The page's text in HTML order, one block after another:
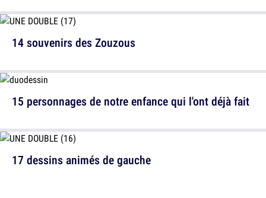
14 souvenirs des Zouzous
17 dessins animés de gauche
15 personnages de notre enfance qui l'ont déjà fait